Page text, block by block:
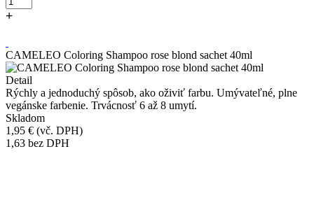
+
CAMELEO Coloring Shampoo rose blond sachet 40ml
Detail
Rýchly a jednoduchý spôsob, ako oživiť farbu. Umývateľné, plne
vegánske farbenie. Trvácnosť 6 až 8 umytí.
Skladom
1,95 € (vč. DPH)
1,63 bez DPH